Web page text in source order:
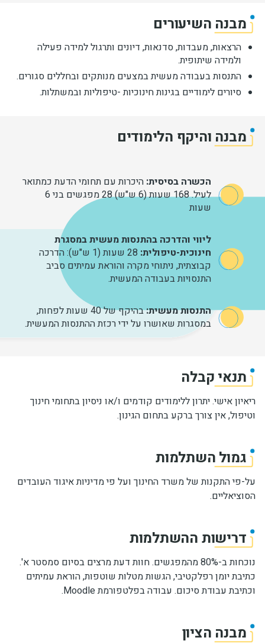
מבנה השיעורים
הרצאות, מעבדות, סדנאות, דיונים ותרגול למידה פעילה
ולמידה שיתופית.
התנסות בעבודה מעשית במצעים מנותקים ובחללים סגורים.
סיורים לימודיים בגינות חינוכיות -טיפוליות ובמשתלות.
מבנה והיקף הלימודים
הכשרה בסיסית: היכרות עם תחומי הדעת כמתואר
לעיל. 168 שעות (6 ש"ש) 28 מפגשים בני 6
שעות
ליווי והדרכה בהתנסות מעשית במסגרת
חינוכית-טיפולית:
28 שעות (1 ש"ש): הדרכה
קבוצתית, ניתוחי מקרה והוראת עמיתים סביב
התנסויות בעבודה המעשית.
התנסות מעשית:
בהיקף של 40 שעות לפחות,
במסגרות שאושרו על ידי רכזת ההתנסות המעשית.
תנאי קבלה
ריאיון אישי. יתרון ללימודים קודמים ו/או ניסיון בתחומי חינוך
וטיפול, אין צורך ברקע בתחום הגינון.
גמול השתלמות
על-פי התקנות של משרד החינוך ועל פי מדיניות איגוד העובדים
הסוציאליים.
דרישות ההשתלמות
נוכחות ב-80% מהמפגשים. חוות דעת מרצים בסיום סמסטר א'.
כתיבת יומן רפלקטיבי, הגשות מטלות שוטפות, הוראת עמיתים
וכתיבת עבודת סיכום. עבודה בפלטפורמת Moodle.
מבנה הציון